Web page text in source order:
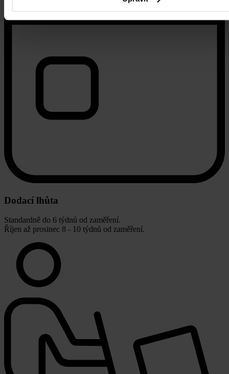
Dodací lhůta
Standardně do 6 týdnů od zaměření.
Říjen až prosinec 8 - 10 týdnů od zaměření.